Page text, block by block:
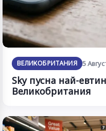
ВЕЛИКОБРИТАНИЯ 5
Sky пусна най-
Великобритания